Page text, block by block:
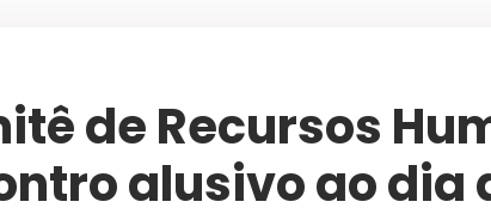
de Recursos
alusivo ao dia